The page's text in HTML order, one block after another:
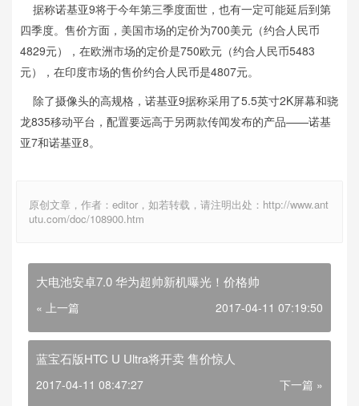
据称诺基亚9将于今年第三季度面世，也有一定可能延后到第
四季度。售价方面，美国市场的定价为700美元（约合人民币
4829元），在欧洲市场的定价是750欧元（约合人民币5483
元），在印度市场的售价约合人民币是4807元。
除了摄像头的高规格，诺基亚9据称采用了5.5英寸2K屏幕和骁
龙835移动平台，配置要远高于另两款传闻发布的产品——诺基
亚7和诺基亚8。
原创文章，作者：editor，如若转载，请注明出处：http://www.ant
utu.com/doc/108900.htm
大电池安卓7.0 华为超帅新机曝光！价格帅
« 上一篇 2017-04-11 07:19:50
蓝宝石版HTC U Ultra将开卖 售价惊人
2017-04-11 08:47:27 下一篇 »